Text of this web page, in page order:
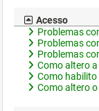
Acesso
Problemas
Problemas
Problemas
Como altero
Como habilito
Como altero o